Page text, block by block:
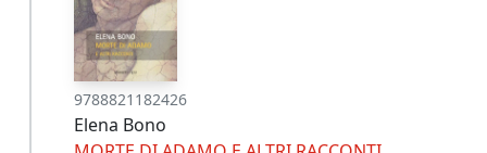
9788821182426
Elena Bono